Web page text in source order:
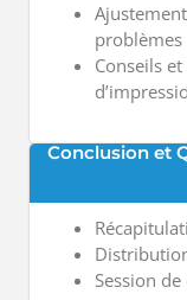
problèmes
Conseils
Conclusion et
Session